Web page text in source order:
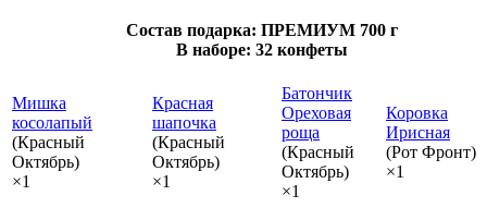
Состав подарка: ПРЕМИУМ 700 г
В наборе: 32 конфеты
Мишка
косолапый
(Красный
Октябрь)
×1
Красная
шапочка
(Красный
Октябрь)
×1
Батончик
Ореховая
роща
(Красный
Октябрь)
×1
Коровка
Ирисная
(Рот Фронт)
×1